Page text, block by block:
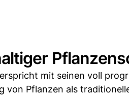
mit seinen voll
von Pflanzen als